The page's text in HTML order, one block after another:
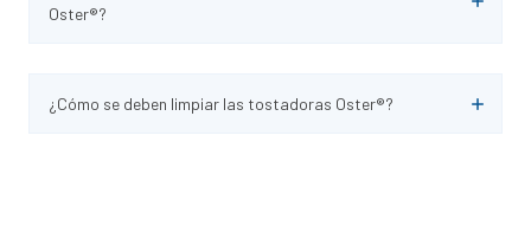
Oster®?
¿Cómo se deben limpiar las tostadoras Oster®?